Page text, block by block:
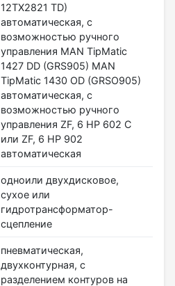
12TX2821 TD)
автоматическая, с
возможностью ручного
управления MAN TipMatic
1427 DD (GRS905) MAN
TipMatic 1430 OD (GRSO905)
автоматическая, с
возможностью ручного
управления ZF, 6 HP 602 C
или ZF, 6 HP 902
автоматическая
одноили двухдисковое,
сухое или
гидротрансформатор-
сцепление
пневматическая,
двухконтурная, с
разделением контуров на